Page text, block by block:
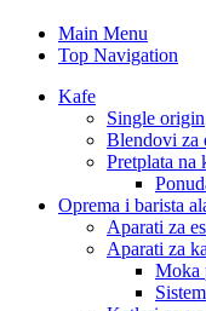
Main Menu
Top Navigation
Kafe
Single origin
Blendovi za
Pretplata na
Oprema i barista
Aparati za
Aparati za
Moka